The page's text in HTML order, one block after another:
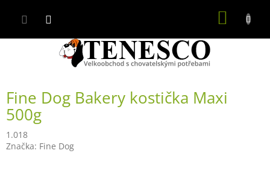
Fine Dog Bakery kostička Maxi
500g
1.018
Značka: Fine Dog